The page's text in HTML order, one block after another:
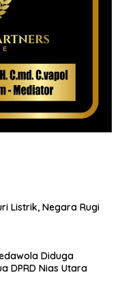
Listrik, Negara Rugi
Diduga
DPRD Nias Utara